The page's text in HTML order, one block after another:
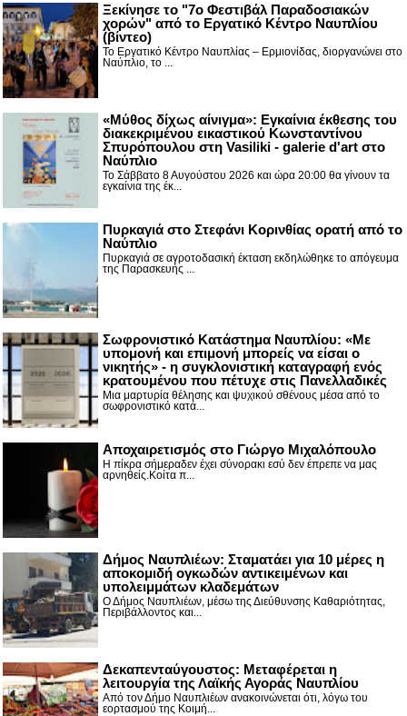
Ξεκίνησε το "7ο Φεστιβάλ Παραδοσιακών
χορών" από το Εργατικό Κέντρο Ναυπλίου
(βίντεο)
Το Εργατικό Κέντρο Ναυπλίας – Ερμιονίδας, διοργανώνει στο
Ναύπλιο, το ...
«Μύθος δίχως αίνιγμα»: Εγκαίνια έκθεσης του
διακεκριμένου εικαστικού Κωνσταντίνου
Σπυρόπουλου στη Vasiliki - galerie d'art στο
Ναύπλιο
Το Σάββατο 8 Αυγούστου 2026 και ώρα 20:00 θα γίνουν τα
εγκαίνια της έκ...
Πυρκαγιά στο Στεφάνι Κορινθίας ορατή από το
Ναύπλιο
Πυρκαγιά σε αγροτοδασική έκταση εκδηλώθηκε το απόγευμα
της Παρασκευής ...
Σωφρονιστικό Κατάστημα Ναυπλίου: «Με
υπομονή και επιμονή μπορείς να είσαι ο
νικητής» - η συγκλονιστική καταγραφή ενός
κρατουμένου που πέτυχε στις Πανελλαδικές
Μια μαρτυρία θέλησης και ψυχικού σθένους μέσα από το
σωφρονιστικό κατά...
Αποχαιρετισμός στο Γιώργο Μιχαλόπουλο
Η πίκρα σήμεραδεν έχει σύνορακι εσύ δεν έπρεπε να μας
αρνηθείς.Κοίτα π...
Δήμος Ναυπλιέων: Σταματάει για 10 μέρες η
αποκομιδή ογκωδών αντικειμένων και
υπολειμμάτων κλαδεμάτων
Ο Δήμος Ναυπλιέων, μέσω της Διεύθυνσης Καθαριότητας,
Περιβάλλοντος και...
Δεκαπενταύγουστος: Μεταφέρεται η
λειτουργία της Λαϊκής Αγοράς Ναυπλίου
Από τον Δήμο Ναυπλιέων ανακοινώνεται ότι, λόγω του
εορτασμού της Κοιμή...